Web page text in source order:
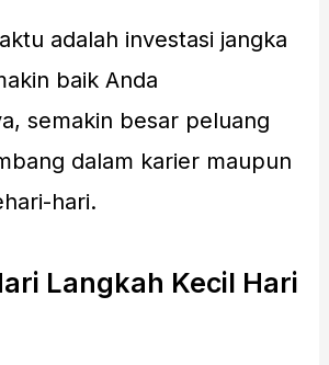
adalah investasi jangka
baik Anda
semakin besar peluang
dalam karier maupun
hari.
Langkah Kecil Hari